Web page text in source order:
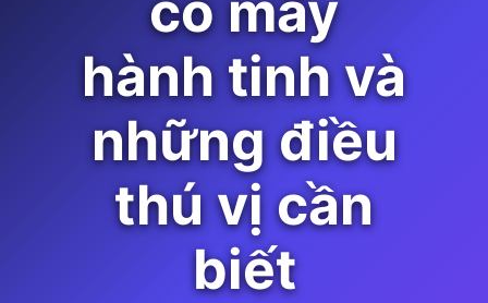
hành tinh và
những điều
thú vị cần
biết